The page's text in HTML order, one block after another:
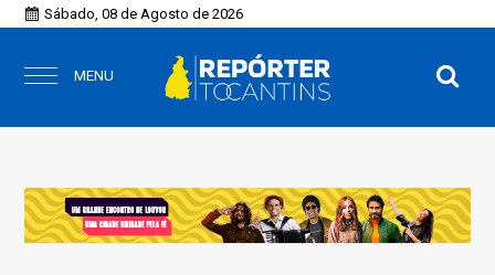
Sábado, 08 de Agosto de 2026
MENU